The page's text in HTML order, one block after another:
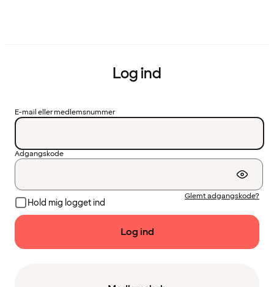
Log ind
E-mail eller medlemsnummer
Adgangskode
Hold mig logget ind
Glemt adgangskode?
Log ind